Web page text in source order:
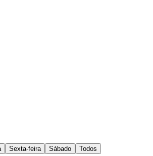
Sexta-feira Sábado Todos